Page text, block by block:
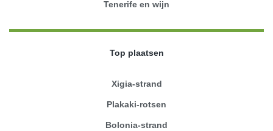
Tenerife en wijn
Top plaatsen
Xigia-strand
Plakaki-rotsen
Bolonia-strand